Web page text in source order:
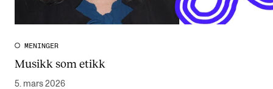
MENINGER
Musikk som etikk
5. mars 2026